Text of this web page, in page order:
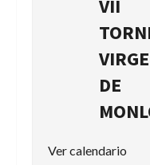
VII
DE
Ver calendario